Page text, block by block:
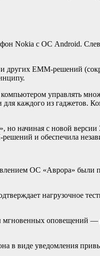
Nokia с ОС Android.
других EMM-решений
управлять
каждого из гаджетов.
начиная с новой версии
и обеспечила
ОС «Аврора» были
нагрузочное
оповещений —
в виде уведомления